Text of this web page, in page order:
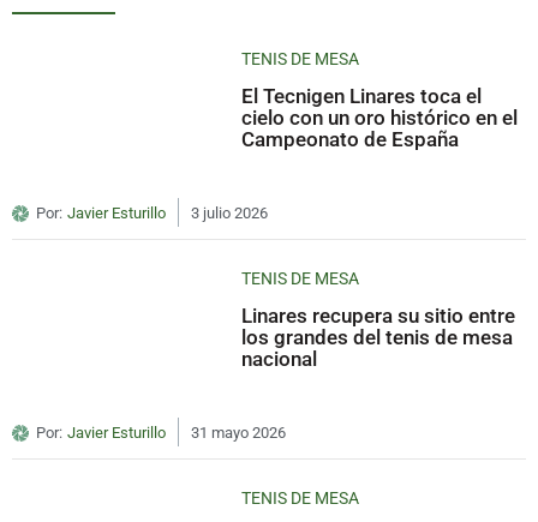
TENIS DE MESA
El Tecnigen Linares toca el
cielo con un oro histórico en el
Campeonato de España
Por: Javier Esturillo 3 julio 2026
TENIS DE MESA
Linares recupera su sitio entre
los grandes del tenis de mesa
nacional
Por: Javier Esturillo 31 mayo 2026
TENIS DE MESA